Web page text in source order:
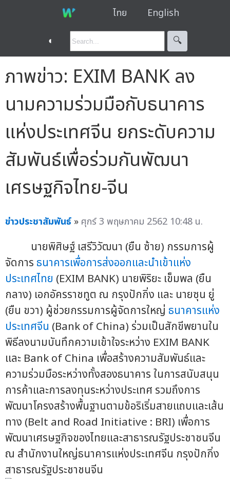
ไทย English
◐ 🔍︎
ภาพข่าว: EXIM BANK ลง
นามความร่วมมือกับธนาคาร
แห่งประเทศจีน ยกระดับความ
สัมพันธ์เพื่อร่วมกันพัฒนา
เศรษฐกิจไทย-จีน
ข่าวประชาสัมพันธ์ » ศุกร์ 3 พฤษภาคม 2562 10:48 น.
นายพิศิษฐ์ เสรีวิวัฒนา (ยืน ซ้าย) กรรมการผู้
จัดการ ธนาคารเพื่อการส่งออกและนำเข้าแห่ง
ประเทศไทย (EXIM BANK) นายพิริยะ เข็มพล (ยืน
กลาง) เอกอัครราชทูต ณ กรุงปักกิ่ง และ นายซุน ยู่
(ยืน ขวา) ผู้ช่วยกรรมการผู้จัดการใหญ่ ธนาคารแห่ง
ประเทศจีน (Bank of China) ร่วมเป็นสักขีพยานใน
พิธีลงนามบันทึกความเข้าใจระหว่าง EXIM BANK
และ Bank of China เพื่อสร้างความสัมพันธ์และ
ความร่วมมือระหว่างทั้งสองธนาคาร ในการสนับสนุน
การค้าและการลงทุนระหว่างประเทศ รวมถึงการ
พัฒนาโครงสร้างพื้นฐานตามข้อริเริ่มสายแถบและเส้น
ทาง (Belt and Road Initiative : BRI) เพื่อการ
พัฒนาเศรษฐกิจของไทยและสาธารณรัฐประชาชนจีน
ณ สำนักงานใหญ่ธนาคารแห่งประเทศจีน กรุงปักกิ่ง
สาธารณรัฐประชาชนจีน